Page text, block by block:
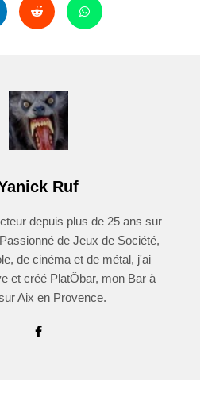
Ruf
depuis plus de 25 ans sur
de Jeux de Société,
de cinéma et de métal, j'ai
et créé PlatÔbar, mon Bar à
Aix en Provence.